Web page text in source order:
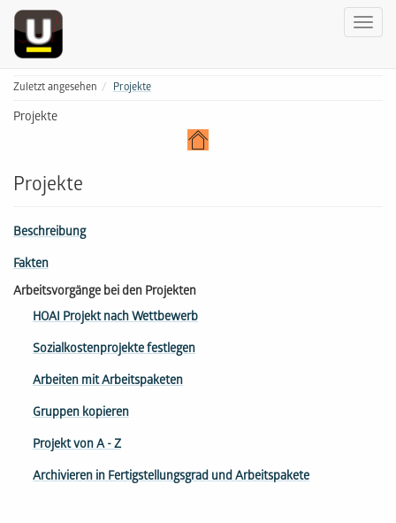
Zuletzt angesehen Projekte
Projekte
Projekte
Beschreibung
Fakten
Arbeitsvorgänge bei den Projekten
HOAI Projekt nach Wettbewerb
Sozialkostenprojekte festlegen
Arbeiten mit Arbeitspaketen
Gruppen kopieren
Projekt von A - Z
Archivieren in Fertigstellungsgrad und Arbeitspakete